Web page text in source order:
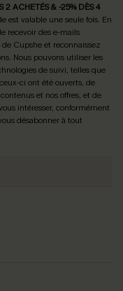
2 ACHETÉS & -25% DÈS 4
est valable une seule fois. En
recevoir des e-mails
Cupshe et reconnaissez
. Nous pouvons utiliser les
de suivi, telles que
ci ont été ouverts, de
et nos offres, et de
intéresser, conformément
désabonner à tout